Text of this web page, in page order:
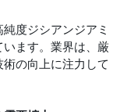
度ジシアンジアミ
います。業界は、厳
の向上に注力して